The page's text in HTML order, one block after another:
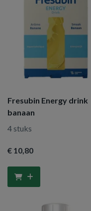
Fresubin Energy drink
banaan
4 stuks
€ 10,80